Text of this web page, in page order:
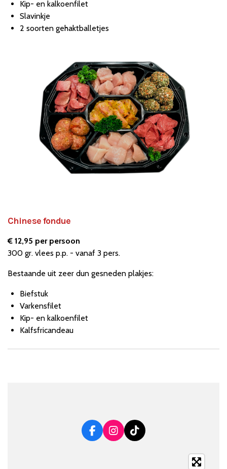
Kip- en kalkoenfilet
Slavinkje
2 soorten gehaktballetjes
Chinese fondue
€ 12,95 per persoon
300 gr. vlees p.p. - vanaf 3 pers.
Bestaande uit zeer dun gesneden plakjes:
Biefstuk
Varkensfilet
Kip- en kalkoenfilet
Kalfsfricandeau
F
a
I
n
T
i